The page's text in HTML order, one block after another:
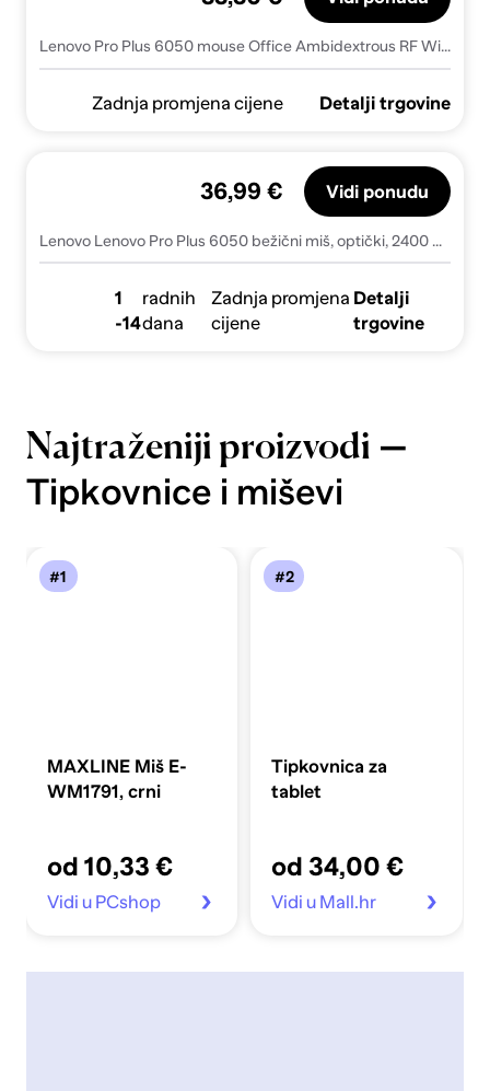
Lenovo Pro Plus 6050 mouse Office Ambidextrous RF Wireless + Bluetooth Optical 2400 DPI
Zadnja promjena cijene Detalji trgovine
Lenovo Lenovo Pro Plus 6050 bežični miš, optički, 2400 DPI, crni
36,99 € Vidi ponudu
1
-14
radnih
dana
Zadnja promjena
cijene
Detalji
trgovine
Najtraženiji proizvodi —
Tipkovnice i miševi
#1
MAXLINE Miš E-
WM1791, crni
od 10,33 €
Vidi u PCshop
#2
Tipkovnica za
tablet
od 34,00 €
Vidi u Mall.hr